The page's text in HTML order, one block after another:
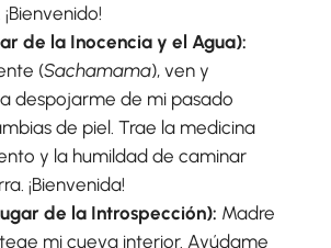
de la Inocencia y el Agua):
(Sachamama), ven y
despojarme de mi pasado
de piel. Trae la medicina
y la humildad de caminar
¡Bienvenida!
de la Introspección): Madre
mi cueva interior. Ayúdame